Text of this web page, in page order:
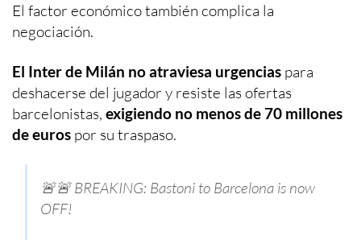
El factor económico también complica la
negociación.
El Inter de Milán no atraviesa urgencias para
deshacerse del jugador y resiste las ofertas
barcelonistas, exigiendo no menos de 70 millones
de euros por su traspaso.
🚨🚨 BREAKING: Bastoni to Barcelona is now
OFF!